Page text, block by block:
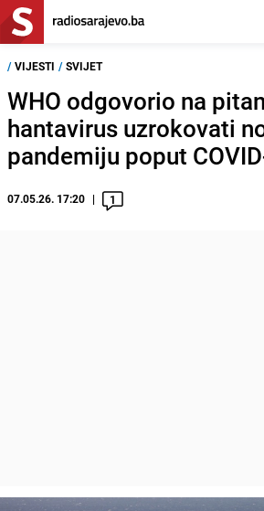
/ VIJESTI / SVIJET
WHO odgovorio na
hantavirus uzrokovati
pandemiju poput
07.05.26. 17:20 1